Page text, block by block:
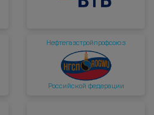
Нефтегазстройпрофсоюз
Российской федерации